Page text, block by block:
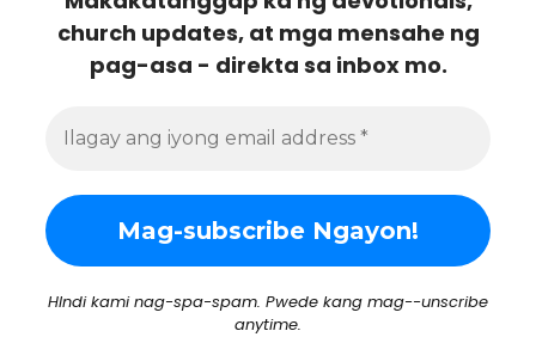
church updates, at mga mensahe ng
pag-asa - direkta sa inbox mo.
HIndi kami nag-spa-spam. Pwede kang mag--unscribe
anytime.